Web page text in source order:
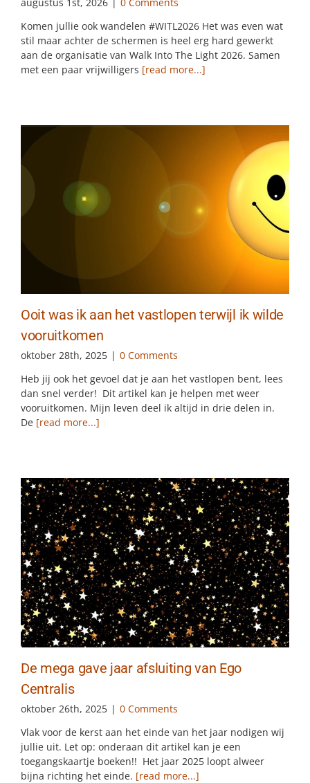
Komen jullie ook wandelen #WITL2026 Het was even wat
stil maar achter de schermen is heel erg hard gewerkt
aan de organisatie van Walk Into The Light 2026. Samen
met een paar vrijwilligers [read more...]
Ooit was ik aan het vastlopen terwijl ik wilde
vooruitkomen
oktober 28th, 2025 | 0 Comments
Heb jij ook het gevoel dat je aan het vastlopen bent, lees
dan snel verder! Dit artikel kan je helpen met weer
vooruitkomen. Mijn leven deel ik altijd in drie delen in.
De[read more...]
De mega gave jaar afsluiting van Ego
Centralis
oktober 26th, 2025 | 0 Comments
Vlak voor de kerst aan het einde van het jaar nodigen wij
jullie uit. Let op: onderaan dit artikel kan je een
toegangskaartje boeken!! Het jaar 2025 loopt alweer
bijna richting het einde. [read more...]